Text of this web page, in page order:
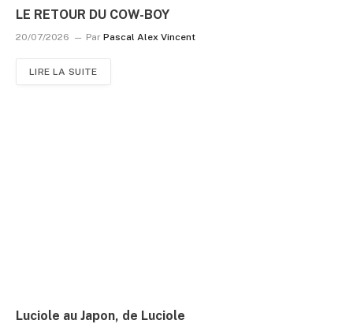
LE RETOUR DU COW-BOY
20/07/2026 Par Pascal Alex Vincent
LIRE LA SUITE
Luciole au Japon, de Luciole